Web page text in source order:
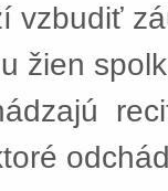
vzbudiť
žien